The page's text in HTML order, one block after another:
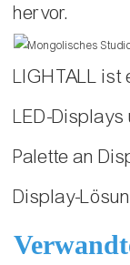
hervor.
LIGHTALL ist
LED-
Palette an
Display-